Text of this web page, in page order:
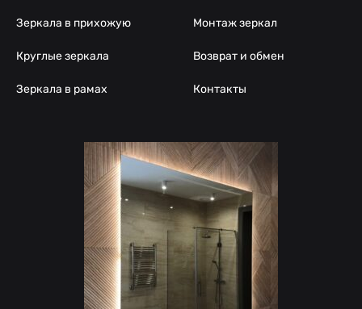
Зеркала в прихожую
Круглые зеркала
Зеркала в рамах
Монтаж зеркал
Возврат и обмен
Контакты